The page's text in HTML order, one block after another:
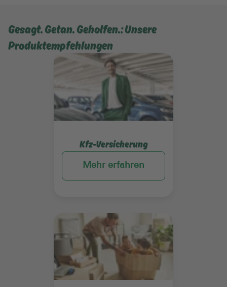
Gesagt. Getan. Geholfen.: Unsere
Produktempfehlungen
Kfz-Versicherung
Mehr erfahren
Mehr erfahren
Mehr erfahren